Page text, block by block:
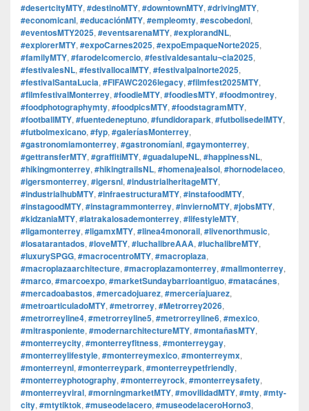
#desertcityMTY, #destinoMTY, #downtownMTY, #drivingMTY,
#economicanl, #educaciónMTY, #empleomty, #escobedonl,
#eventosMTY2025, #eventsarenaMTY, #explorandNL,
#explorerMTY, #expoCarnes2025, #expoEmpaqueNorte2025,
#familyMTY, #farodelcomercio, #festivaldesantalu¬cia2025,
#festivalesNL, #festivallocalMTY, #festivalpalnorte2025,
#festivalSantaLucia, #FIFAWC2026legacy, #filmfest2025MTY,
#filmfestivalMonterrey, #foodieMTY, #foodiesMTY, #foodmontrey,
#foodphotographymty, #foodpicsMTY, #foodstagramMTY,
#footballMTY, #fuentedeneptuno, #fundidorapark, #futbolisedelMTY,
#futbolmexicano, #fyp, #galeríasMonterrey,
#gastronomiamonterrey, #gastronomíanl, #gaymonterrey,
#gettransferMTY, #graffitiMTY, #guadalupeNL, #happinessNL,
#hikingmonterrey, #hikingtrailsNL, #homenajealsol, #hornodelaceo,
#igersmonterrey, #igersnl, #industrialheritageMTY,
#industrialhubMTY, #infraestructuraMTY, #instafoodMTY,
#instagoodMTY, #instagrammonterrey, #inviernoMTY, #jobsMTY,
#kidzaniaMTY, #latrakalosademonterrey, #lifestyleMTY,
#ligamonterrey, #ligamxMTY, #linea4monorail, #livenorthmusic,
#losatarantados, #loveMTY, #luchalibreAAA, #luchalibreMTY,
#luxurySPGG, #macrocentroMTY, #macroplaza,
#macroplazaarchitecture, #macroplazamonterrey, #mallmonterrey,
#marco, #marcoexpo, #marketSundaybarrioantiguo, #matacánes,
#mercadoabastos, #mercadojuarez, #merceríajuarez,
#metroarticuladoMTY, #metrorrey, #Metrorrey2026,
#metrorreyline4, #metrorreyline5, #metrorreyline6, #mexico,
#mitrasponiente, #modernarchitectureMTY, #montañasMTY,
#monterreycity, #monterreyfitness, #monterreygay,
#monterreylifestyle, #monterreymexico, #monterreymx,
#monterreynl, #monterreypark, #monterreypetfriendly,
#monterreyphotography, #monterreyrock, #monterreysafety,
#monterreyviral, #morningmarketMTY, #movilidadMTY, #mty, #mty-
city, #mtytiktok, #museodelacero, #museodelaceroHorno3,